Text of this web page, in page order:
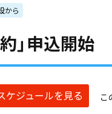
から
」申込開始
ケジュールを見る こ